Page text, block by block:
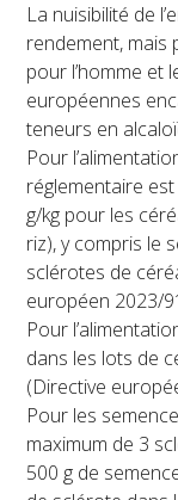
La nuisibilité de
rendement, mais
pour l’homme et
européennes
teneurs en
Pour
réglementaire
g/kg pour les
riz), y compris le
sclérotes de
européen 2023/
Pour
dans les lots de
(Directive
Pour les
maximum de 3
500 g de